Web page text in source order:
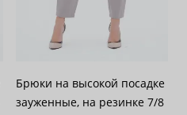
Брюки на высокой посадке
зауженные, на резинке 7/8